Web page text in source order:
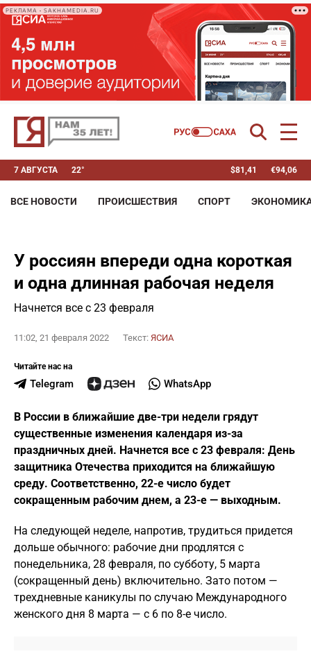
РЕКЛАМА • SAKHAMEDIA.RU
7 АВГУСТА 22° $81,41 €94,06
ВСЕ НОВОСТИ ПРОИСШЕСТВИЯ СПОРТ
У россиян впереди одна короткая
и одна длинная рабочая неделя
Начнется все с 23 февраля
11:02, 21 февраля 2022 Текст: ЯСИА
Читайте нас на
Telegram WhatsApp
В России в ближайшие две-три недели грядут
существенные изменения календаря из-за
праздничных дней. Начнется все с 23 февраля: День
защитника Отечества приходится на ближайшую
среду. Соответственно, 22-е число будет
сокращенным рабочим днем, а 23-е — выходным.
На следующей неделе, напротив, трудиться придется
дольше обычного: рабочие дни продлятся с
понедельника, 28 февраля, по субботу, 5 марта
(сокращенный день) включительно. Зато потом —
трехдневные каникулы по случаю Международного
женского дня 8 марта — с 6 по 8-е число.